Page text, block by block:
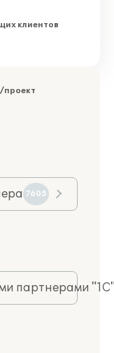
клиентов
проект
7605
партнерами